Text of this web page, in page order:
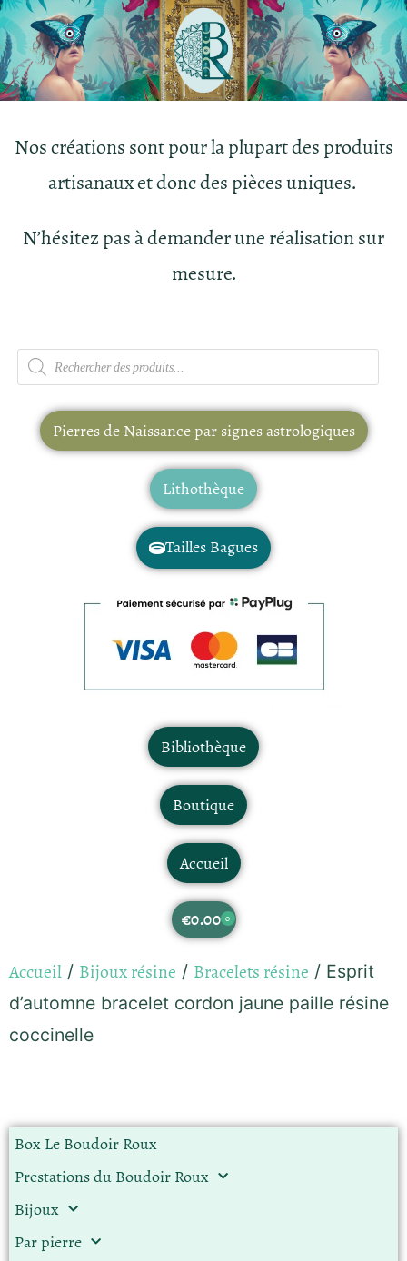
Nos créations sont pour la plupart des produits
artisanaux et donc des pièces uniques.
N’hésitez pas à demander une réalisation sur
mesure.
Pierres de Naissance par signes astrologiques
Lithothèque
Tailles Bagues
Bibliothèque
Boutique
Accueil
€0.00 0
Accueil / Bijoux résine / Bracelets résine / Esprit
d’automne bracelet cordon jaune paille résine
coccinelle
Box Le Boudoir Roux
Prestations du Boudoir Roux
Bijoux
Par pierre